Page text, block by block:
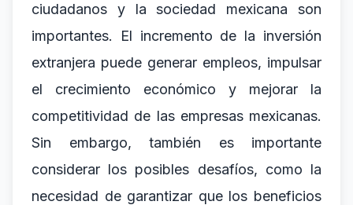
ciudadanos y la sociedad mexicana son
importantes. El incremento de la inversión
extranjera puede generar empleos, impulsar
el crecimiento económico y mejorar la
competitividad de las empresas mexicanas.
Sin embargo, también es importante
considerar los posibles desafíos, como la
necesidad de garantizar que los beneficios